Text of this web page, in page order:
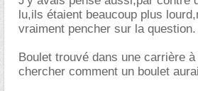
lu,ils étaient beaucoup plus
vraiment pencher sur la question.
Boulet trouvé dans une carrière
chercher comment un boulet